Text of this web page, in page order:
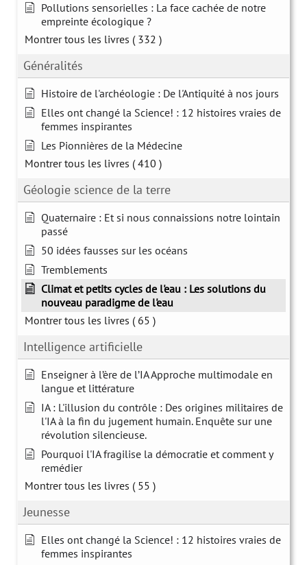
Pollutions sensorielles : La face cachée de notre
empreinte écologique ?
Montrer tous les livres ( 332 )
Généralités
Histoire de l'archéologie : De l'Antiquité à nos jours
Elles ont changé la Science! : 12 histoires vraies de
femmes inspirantes
Les Pionnières de la Médecine
Montrer tous les livres ( 410 )
Géologie science de la terre
Quaternaire : Et si nous connaissions notre lointain
passé
50 idées fausses sur les océans
Tremblements
Climat et petits cycles de l'eau : Les solutions du
nouveau paradigme de l'eau
Montrer tous les livres ( 65 )
Intelligence artificielle
Enseigner à l’ère de l’IA Approche multimodale en
langue et littérature
IA : L'illusion du contrôle : Des origines militaires de
l'IA à la fin du jugement humain. Enquête sur une
révolution silencieuse.
Pourquoi l'IA fragilise la démocratie et comment y
remédier
Montrer tous les livres ( 55 )
Jeunesse
Elles ont changé la Science! : 12 histoires vraies de
femmes inspirantes